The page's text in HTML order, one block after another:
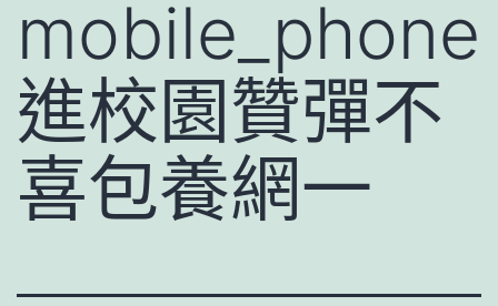
mobile_phone
進校園贊彈不
喜包養網一